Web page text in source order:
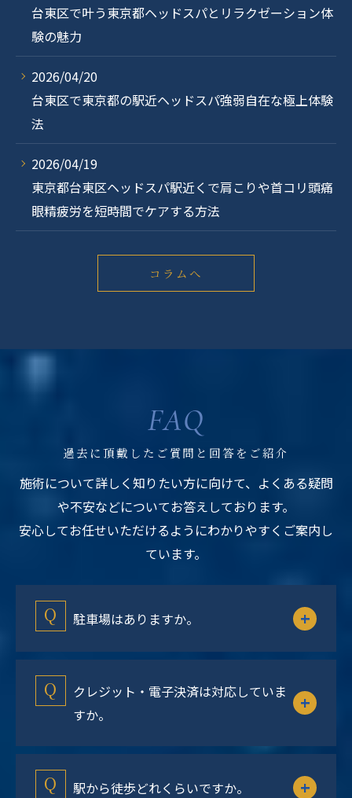
台東区で叶う東京都ヘッドスパとリラクゼーション体
験の魅力
2026/04/20
台東区で東京都の駅近ヘッドスパ強弱自在な極上体験
法
2026/04/19
東京都台東区ヘッドスパ駅近くで肩こりや首コリ頭痛
眼精疲労を短時間でケアする方法
コラムへ
過去に頂戴したご質問と回答をご紹介
FAQ
施術について詳しく知りたい方に向けて、よくある疑問
や不安などについてお答えしております。
安心してお任せいただけるようにわかりやすくご案内し
ています。
駐車場はありますか。
クレジット・電子決済は対応していま
すか。
駅から徒歩どれくらいですか。